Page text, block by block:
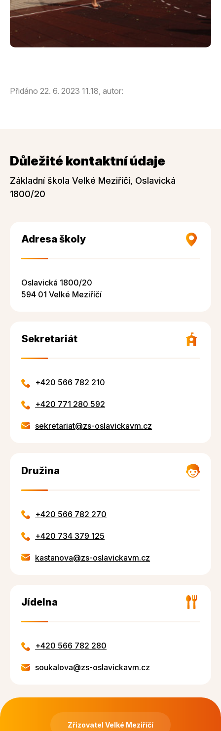
Přidáno 22. 6. 2023 11.18, autor:
Důležité kontaktní údaje
Základní škola Velké Meziříčí, Oslavická
1800/20
Adresa školy
Oslavická 1800/20
594 01 Velké Meziříčí
Sekretariát
+420 566 782 210
+420 771 280 592
sekretariat@zs-oslavickavm.cz
Družina
+420 566 782 270
+420 734 379 125
kastanova@zs-oslavickavm.cz
Jídelna
+420 566 782 280
soukalova@zs-oslavickavm.cz
Zřizovatel Velké Meziříčí